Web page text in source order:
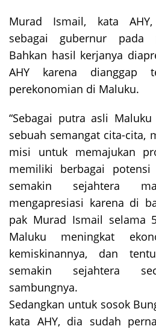
Murad Ismail, kata
sebagai gubernur pada
Bahkan hasil kerjanya
AHY karena dianggap
perekonomian di Maluku.
“Sebagai putra asli
sebuah semangat cita-cita,
misi untuk memajukan
memiliki berbagai
semakin sejahtera
mengapresiasi karena di
pak Murad Ismail selama
Maluku meningkat
kemiskinannya, dan
semakin sejahtera
sambungnya.
Sedangkan untuk sosok
kata AHY, dia sudah